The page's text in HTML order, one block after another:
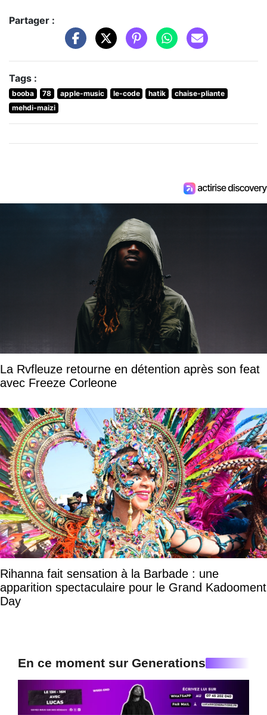
Partager :
Tags :
booba 78 apple-music le-code hatik
chaise-pliante
mehdi-maizi
La Rvfleuze retourne en détention après son feat
avec Freeze Corleone
Rihanna fait sensation à la Barbade : une
apparition spectaculaire pour le Grand Kadooment
Day
En ce moment sur Generations